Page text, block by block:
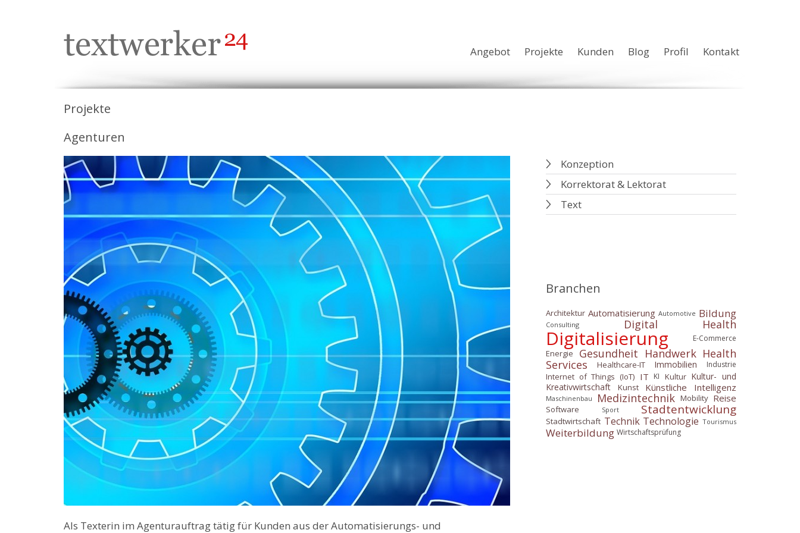
Angebot Projekte Kunden Blog Profil Kontakt
Projekte
Agenturen
Als Texterin im Agenturauftrag tätig für Kunden aus der Automatisierungs- und
Konzeption
Korrektorat & Lektorat
Text
Branchen
Architektur Automatisierung Automotive Bildung
Consulting Digital Health
Digitalisierung E-Commerce
Energie Gesundheit Handwerk Health
Services
Healthcare-IT Immobilien Industrie
Internet of Things (IoT) IT KI Kultur Kultur- und
Kreativwirtschaft
Kunst Künstliche Intelligenz
Maschinenbau Medizintechnik Mobility Reise
Software Sport Stadtentwicklung
Stadtwirtschaft Technik Technologie Tourismus
Weiterbildung Wirtschaftsprüfung